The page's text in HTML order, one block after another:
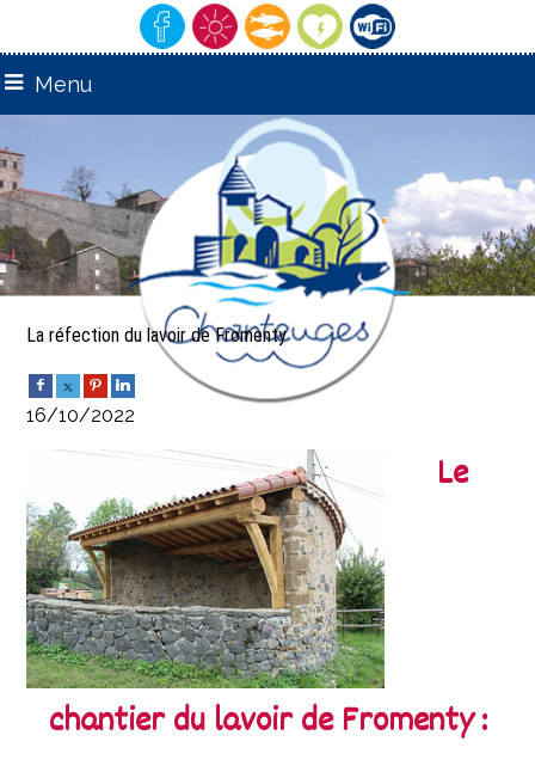
Menu
"Villageremarquable"
La réfection du lavoir de Fromenty
16/10/2022
Le
chantier du lavoir de Fromenty :